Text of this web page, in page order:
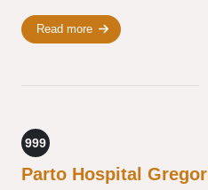
Read more
999
Parto Hospital